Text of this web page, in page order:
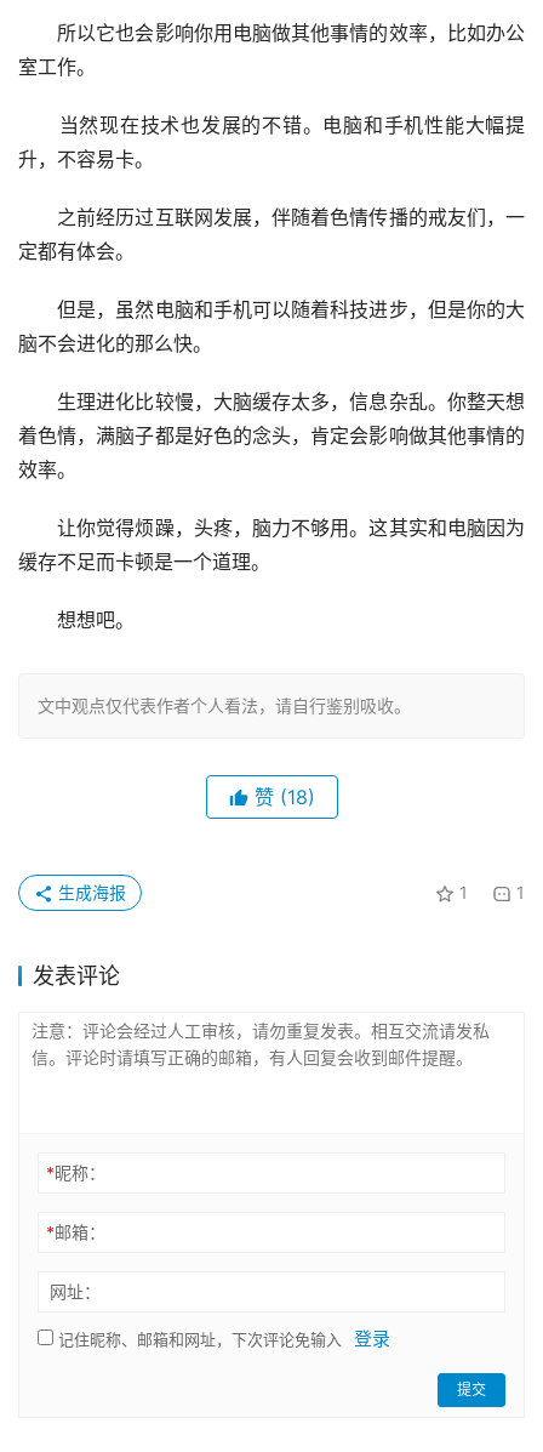
所以它也会影响你用电脑做其他事情的效率，比如办公
室工作。
当然现在技术也发展的不错。电脑和手机性能大幅提
升，不容易卡。
之前经历过互联网发展，伴随着色情传播的戒友们，一
定都有体会。
但是，虽然电脑和手机可以随着科技进步，但是你的大
脑不会进化的那么快。
生理进化比较慢，大脑缓存太多，信息杂乱。你整天想
着色情，满脑子都是好色的念头，肯定会影响做其他事情的
效率。
让你觉得烦躁，头疼，脑力不够用。这其实和电脑因为
缓存不足而卡顿是一个道理。
想想吧。
文中观点仅代表作者个人看法，请自行鉴别吸收。
赞 (18)
1 1
生成海报
发表评论
*昵称：
*邮箱：
网址：
记住昵称、邮箱和网址，下次评论免输入 登录
提交